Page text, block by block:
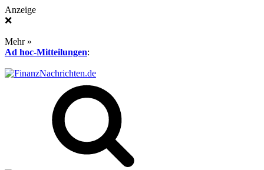
Anzeige
❌
Mehr »
Ad hoc-Mitteilungen: